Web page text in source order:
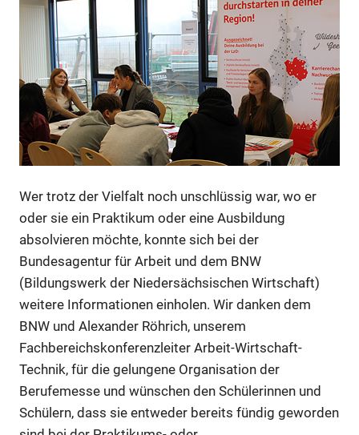
Wer trotz der Vielfalt noch unschlüssig war, wo er
oder sie ein Praktikum oder eine Ausbildung
absolvieren möchte, konnte sich bei der
Bundesagentur für Arbeit und dem BNW
(Bildungswerk der Niedersächsischen Wirtschaft)
weitere Informationen einholen. Wir danken dem
BNW und Alexander Röhrich, unserem
Fachbereichskonferenzleiter Arbeit-Wirtschaft-
Technik, für die gelungene Organisation der
Berufemesse und wünschen den Schülerinnen und
Schülern, dass sie entweder bereits fündig geworden